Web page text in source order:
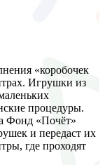
«коробочек
Игрушки из
процедуры.
Фонд «Почёт»
и передаст их
где проходят